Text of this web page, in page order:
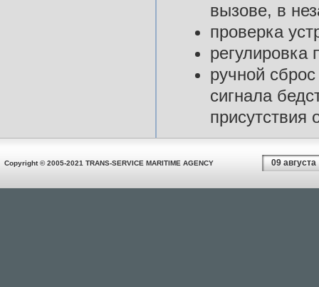
вызове, в
проверка
регулировка
ручной
сигнала
присутствия
Copyright © 2005-2021 TRANS-SERVICE MARITIME AGENCY 09 августа